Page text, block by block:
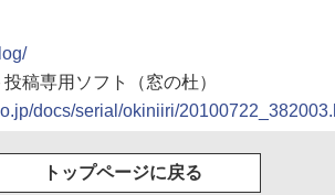
稿専用ソフト（窓の杜）
docs/serial/okiniiri/
トップページに戻る